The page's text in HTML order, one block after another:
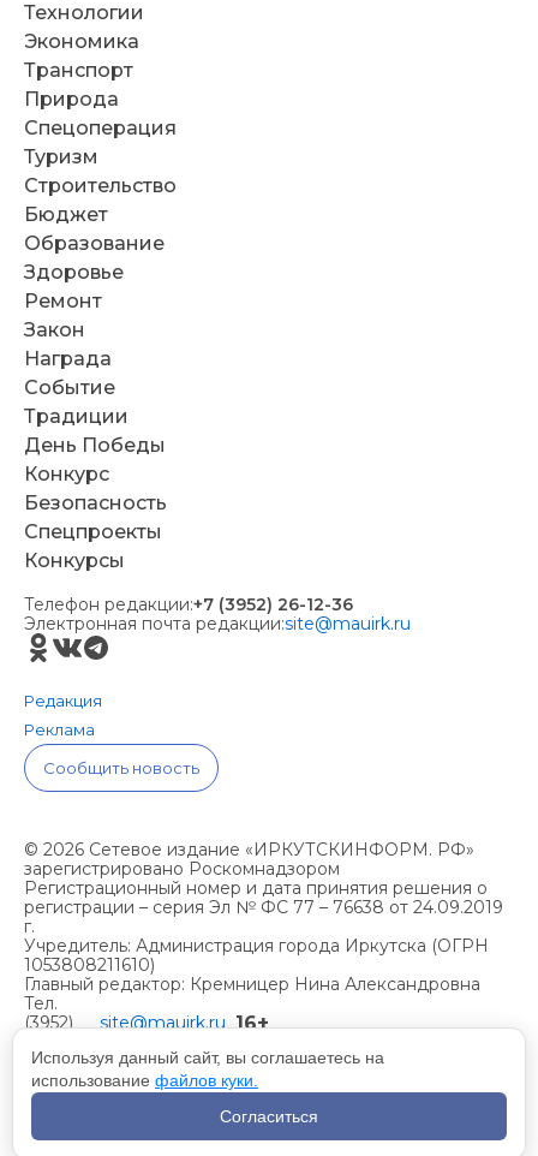
Технологии
Экономика
Транспорт
Природа
Спецоперация
Туризм
Строительство
Бюджет
Образование
Здоровье
Ремонт
Закон
Награда
Событие
Традиции
День Победы
Конкурс
Безопасность
Спецпроекты
Конкурсы
Телефон редакции:+7 (3952) 26-12-36
Электронная почта редакции:site@mauirk.ru
Редакция
Реклама
Сообщить новость
© 2026 Сетевое издание «ИРКУТСКИНФОРМ. РФ»
зарегистрировано Роскомнадзором
Регистрационный номер и дата принятия решения о
регистрации – серия Эл № ФС 77 – 76638 от 24.09.2019
г.
Учредитель: Администрация города Иркутска (ОГРН
1053808211610)
Главный редактор: Кремницер Нина Александровна
Тел.
(3952)
site@mauirk.ru 16+
Учетная политика организации
Политика конфиденциальности
Используя данный сайт, вы соглашаетесь на
использование файлов куки.
Согласиться